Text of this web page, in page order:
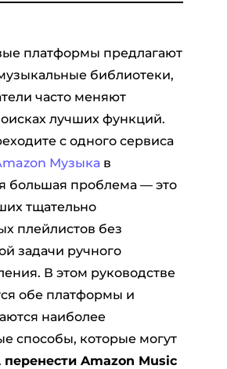
платформы предлагают
библиотеки,
часто меняют
лучших функций.
с одного сервиса
Музыкав
большая проблема — это
тщательно
плейлистов без
задачи ручного
В этом руководстве
обе платформы и
наиболее
способы, которые могут
перенести Amazon Music